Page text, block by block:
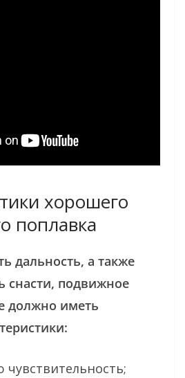
хорошего
поплавка
дальность, а также
снасти, подвижное
должно иметь